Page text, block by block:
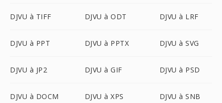
DJVU à TIFF DJVU à ODT DJVU à LRF
DJVU à PPT DJVU à PPTX DJVU à SVG
DJVU à JP2 DJVU à GIF DJVU à PSD
DJVU à DOCM DJVU à XPS DJVU à SNB